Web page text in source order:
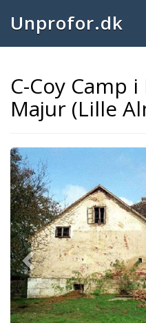
Unprofor.dk
C-Coy Camp
Majur (Lille
Previous